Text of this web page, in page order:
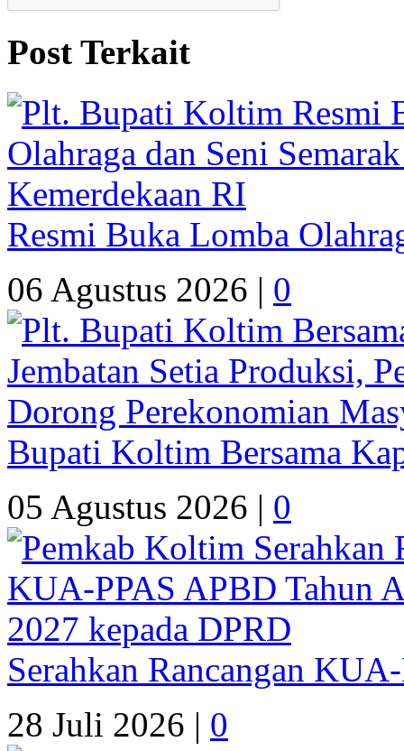
Post Terkait
Resmi Buka Lomba
06 Agustus 2026 | 0
Bupati Koltim Bersama
05 Agustus 2026 | 0
Serahkan Rancangan
28 Juli 2026 | 0